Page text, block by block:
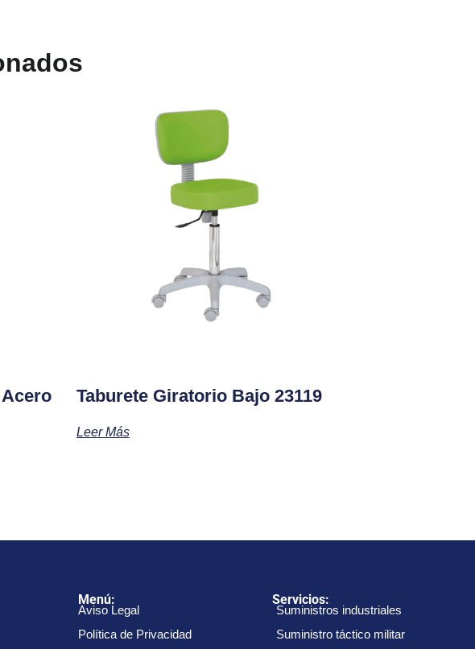
Taburete Giratorio Bajo 23119
Leer Más
Menú:
Aviso Legal
Política de Privacidad
Servicios:
Suministros industriales
Suministro táctico militar